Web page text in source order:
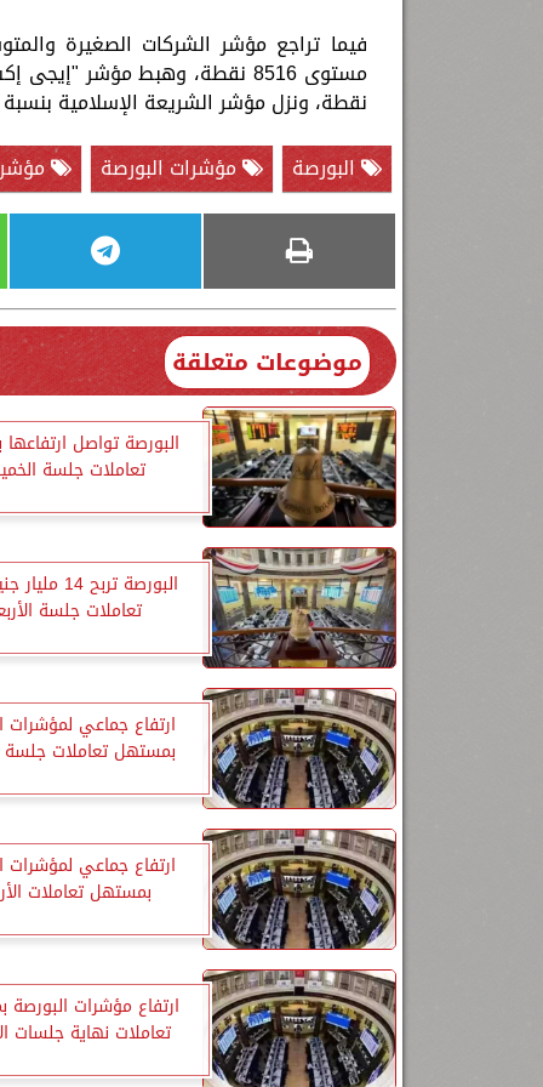
نقطة، ونزل مؤشر الشريعة الإسلامية بنسبة 0.23% ليغلق عند مستوى 3182
البورصة
مؤشرات البورصة مؤشر
موضوعات متعلقة
البورصة تواصل
تعاملات جلسة
البورصة تربح
تعاملات جلسة
ارتفاع جماعي لمؤشرات
بمستهل تعاملات جلسة
ارتفاع جماعي لمؤشرات
بمستهل تعاملات
ارتفاع مؤشرات
تعاملات نهاية جلسات